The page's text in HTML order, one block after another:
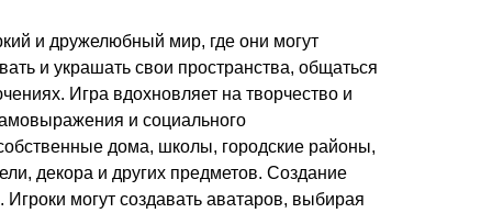
и дружелюбный мир, где они могут
и украшать свои пространства, общаться
Игра вдохновляет на творчество и
и социального
дома, школы, городские районы,
декора и других предметов. Создание
могут создавать аватаров, выбирая